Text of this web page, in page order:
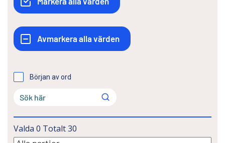
Början av ord
Valda 0 Totalt30